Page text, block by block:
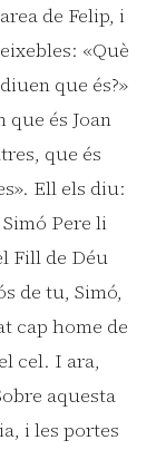
de Felip, i
«Què
que és?»
és Joan
que és
Ell els diu:
Pere li
Fill de Déu
de tu, Simó,
cap home de
cel. I ara,
aquesta
i les portes